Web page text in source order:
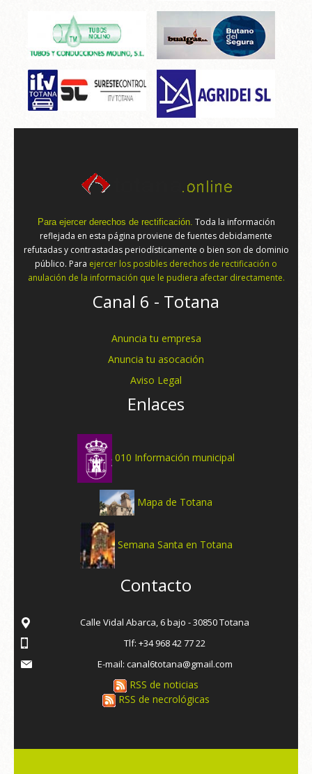
Para ejercer derechos de rectificación. Toda la información
reflejada en esta página proviene de fuentes debidamente
refutadas y contrastadas periodísticamente o bien son de dominio
público. Para ejercer los posibles derechos de rectificación o
anulación de la información que le pudiera afectar directamente.
Canal 6 - Totana
Anuncia tu empresa
Anuncia tu asocación
Aviso Legal
Enlaces
010 Información municipal
Mapa de Totana
Semana Santa en Totana
Contacto
Calle Vidal Abarca, 6 bajo - 30850 Totana
Tlf: +34 968 42 77 22
E-mail: canal6totana@gmail.com
RSS de noticias
RSS de necrológicas